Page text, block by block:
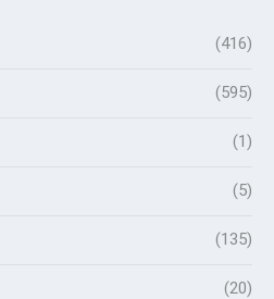
(416)
(595)
(1)
(5)
(135)
(20)